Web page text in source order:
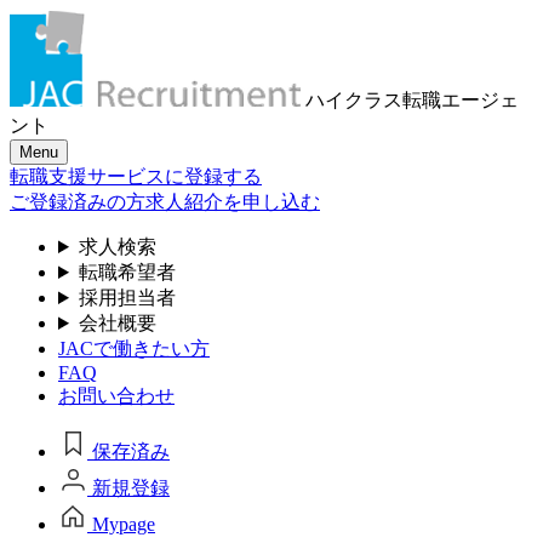
ハイクラス転職エージェ
ント
Menu
転職支援サービスに登録する
ご登録済みの方求人紹介を申し込む
求人検索
転職希望者
採用担当者
会社概要
JACで働きたい方
FAQ
お問い合わせ
保存済み
新規登録
Mypage